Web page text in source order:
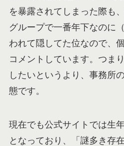
を暴露されてしまった際も
グループで一番年下なのに
われて隠してた位なので、
コメントしています。つま
したいというより、事務所
態です。
現在でも公式サイトでは生
となっており、「謎多き存